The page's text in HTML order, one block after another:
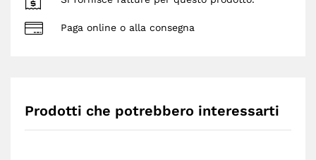
Paga online o alla consegna
Prodotti che potrebbero interessarti